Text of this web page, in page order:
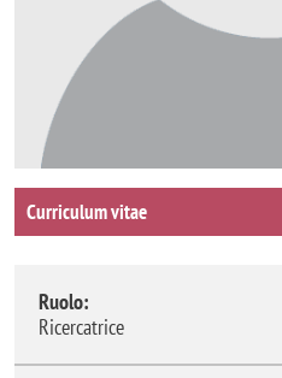
Curriculum vitae
Ruolo:
Ricercatrice